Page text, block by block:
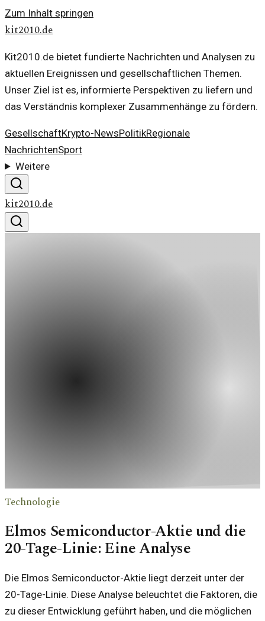
Zum Inhalt springen
kit2010.de
Kit2010.de bietet fundierte Nachrichten und Analysen zu
aktuellen Ereignissen und gesellschaftlichen Themen.
Unser Ziel ist es, informierte Perspektiven zu liefern und
das Verständnis komplexer Zusammenhänge zu fördern.
GesellschaftKrypto-NewsPolitikRegionale
NachrichtenSport
Weitere
kit2010.de
Technologie
Elmos Semiconductor-Aktie und die
20-Tage-Linie: Eine Analyse
Die Elmos Semiconductor-Aktie liegt derzeit unter der
20-Tage-Linie. Diese Analyse beleuchtet die Faktoren, die
zu dieser Entwicklung geführt haben, und die möglichen